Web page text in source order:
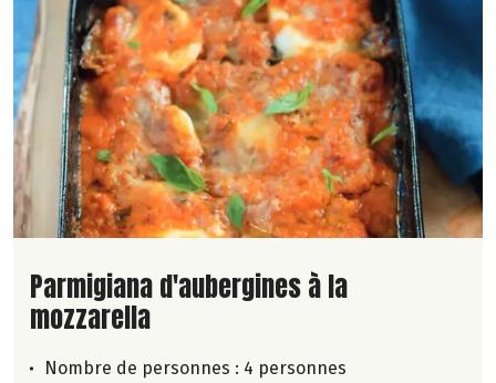
Lire la suite de la recette
Parmigiana d'aubergines à la
mozzarella
Nombre de personnes : 4 personnes